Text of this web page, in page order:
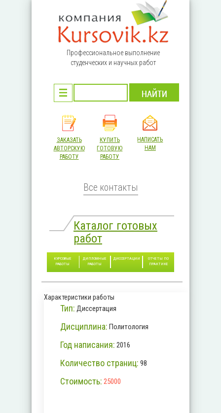
Профессиональное выполнение
студенческих и научных работ
ЗАКАЗАТЬ
АВТОРСКУЮ
РАБОТУ
КУПИТЬ
ГОТОВУЮ
РАБОТУ
НАПИСАТЬ
НАМ
Все контакты
Каталог готовых
работ
КУРСОВЫЕ
РАБОТЫ
ДИПЛОМНЫЕ
РАБОТЫ
ДИССЕРТАЦИИ
ОТЧЕТЫ ПО
ПРАКТИКЕ
Характеристики работы
Тип: Диссертация
Дисциплина: Политология
Год написания: 2016
Количество страниц: 98
Стоимость: 25000